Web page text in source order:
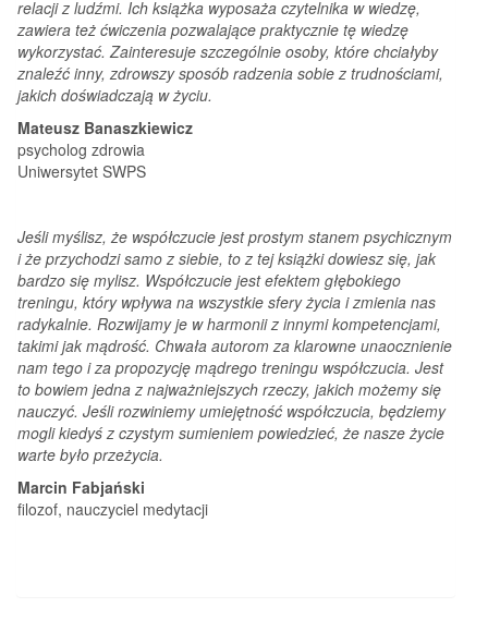
relacji z ludźmi. Ich książka wyposaża czytelnika w wiedzę,
zawiera też ćwiczenia pozwalające praktycznie tę wiedzę
wykorzystać. Zainteresuje szczególnie osoby, które chciałyby
znaleźć inny, zdrowszy sposób radzenia sobie z trudnościami,
jakich doświadczają w życiu.
Mateusz Banaszkiewicz
psycholog zdrowia
Uniwersytet SWPS
Jeśli myślisz, że współczucie jest prostym stanem psychicznym
i że przychodzi samo z siebie, to z tej książki dowiesz się, jak
bardzo się mylisz. Współczucie jest efektem głębokiego
treningu, który wpływa na wszystkie sfery życia i zmienia nas
radykalnie. Rozwijamy je w harmonii z innymi kompetencjami,
takimi jak mądrość. Chwała autorom za klarowne unaocznienie
nam tego i za propozycję mądrego treningu współczucia. Jest
to bowiem jedna z najważniejszych rzeczy, jakich możemy się
nauczyć. Jeśli rozwiniemy umiejętność współczucia, będziemy
mogli kiedyś z czystym sumieniem powiedzieć, że nasze życie
warte było przeżycia.
Marcin Fabjański
filozof, nauczyciel medytacji